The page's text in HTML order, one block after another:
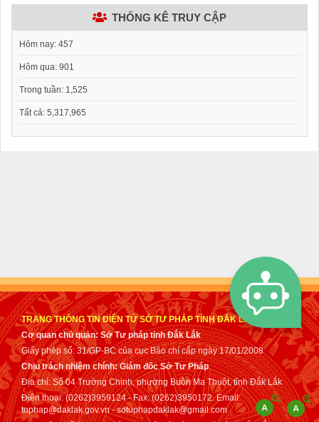
THỐNG KÊ TRUY CẬP
Hôm nay: 457
Hôm qua: 901
Trong tuần: 1,525
Tất cả: 5,317,965
TRANG THÔNG TIN ĐIỆN TỬ SỞ TƯ PHÁP TỈNH ĐẮK LẮK
Cơ quan chủ quản: Sở Tư pháp tỉnh Đắk Lắk
Giấy phép số: 31/GP-BC của cục Báo chí cấp ngày 17/01/2008
Chịu trách nhiệm chính: Giám đốc Sở Tư Pháp
Địa chỉ: Số 04 Trường Chinh, phường Buôn Ma Thuột, tỉnh Đắk Lắk
Điện thoại: (0262)3959124 - Fax: (0262)3950172. Email:
tuphap@daklak.gov.vn - sotuphapdaklak@gmail.com